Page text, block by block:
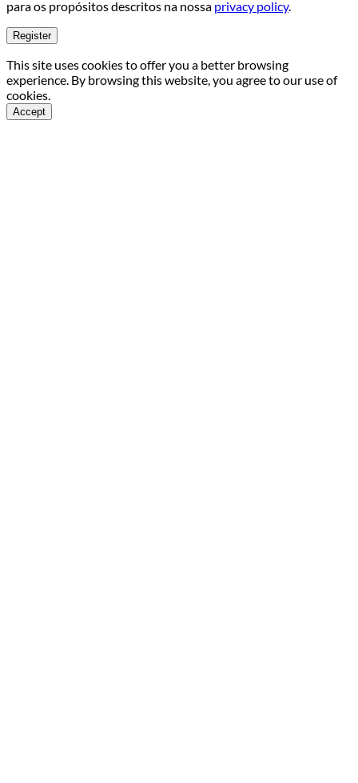
para os propósitos descritos na nossa privacy policy.
Register
This site uses cookies to offer you a better browsing
experience. By browsing this website, you agree to our use of
cookies.
Accept